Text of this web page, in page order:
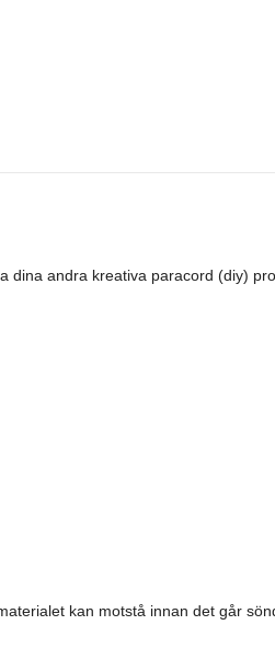
dina andra kreativa paracord (diy)
kan motstå innan det går